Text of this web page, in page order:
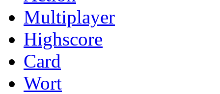
Multiplayer
Highscore
Card
Wort